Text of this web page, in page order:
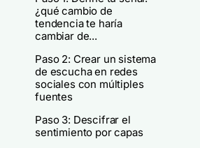
¿qué cambio de
tendencia te haría
cambiar de...
Paso 2: Crear un sistema
de escucha en redes
sociales con múltiples
fuentes
Paso 3: Descifrar el
sentimiento por capas